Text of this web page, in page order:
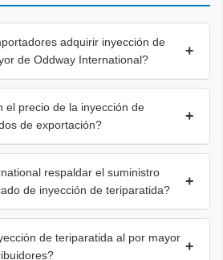
adquirir inyección de
de Oddway International?
+
el precio de la inyección de
de exportación?
+
respaldar el suministro
de inyección de teriparatida?
+
de teriparatida al por mayor
+